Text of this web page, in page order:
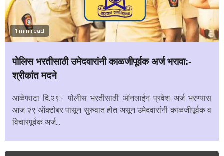
1 min read
पोलिस भरतीसाठी उमेदवारांनी काळजीपूर्वक अर्ज भरावा:-
श्रीकांत मदने
आळेफाटा दि.२९:- पोलीस भरतीसाठी ऑनलाईन प्रवेश अर्ज भरण्यास
आज २९ ऑक्टोबर पासून सुरुवात होत असून उमेदवारांनी काळजीपूर्वक व
विचारपूर्वक अर्ज...